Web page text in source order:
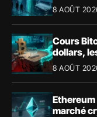
8 AOÛT
Cours
dollars,
8 AOÛT
Ethereum
marché